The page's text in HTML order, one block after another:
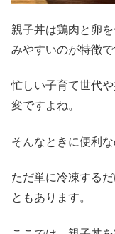
親子丼は鶏肉と卵
みやすいのが特徴で
忙しい子育て世代
変ですよね。
そんなときに便利
ただ単に冷凍する
ともあります。